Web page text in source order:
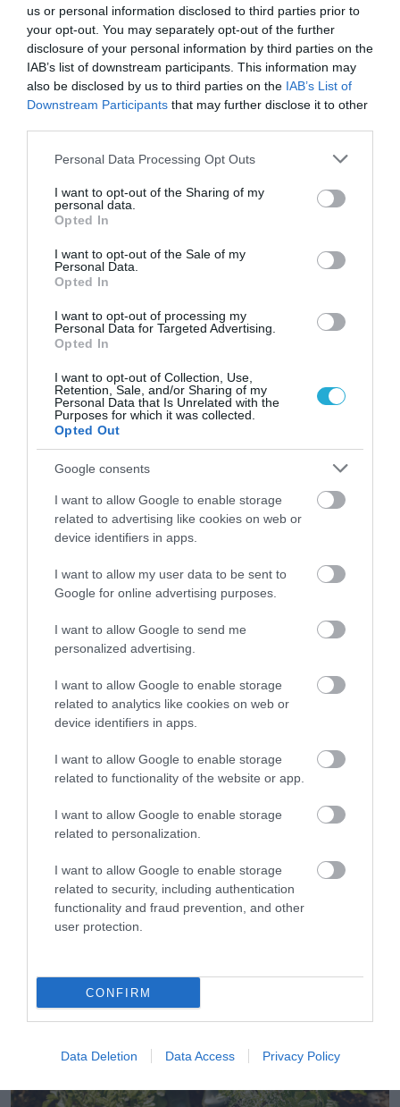
us or personal information disclosed to third parties prior to
your opt-out. You may separately opt-out of the further
disclosure of your personal information by third parties on the
IAB’s list of downstream participants. This information may
also be disclosed by us to third parties on the IAB’s List of
Downstream Participants that may further disclose it to other
Please note that this website/app uses one or more Google
not limited to your visit or usage behaviour. You may click to
grant or deny consent to Google and its third-party tags to
use your data for below specified purposes in below Google
consent section.
Personal Data Processing Opt Outs
I want to opt-out of the Sharing of my
personal data.
Opted In
I want to opt-out of the Sale of my
Personal Data.
Opted In
I want to opt-out of processing my
Personal Data for Targeted Advertising.
Opted In
I want to opt-out of Collection, Use,
Retention, Sale, and/or Sharing of my
Personal Data that Is Unrelated with the
Purposes for which it was collected.
Opted Out
Google consents
I want to allow Google to enable storage
related to advertising like cookies on web or
device identifiers in apps.
I want to allow my user data to be sent to
Google for online advertising purposes.
I want to allow Google to send me
personalized advertising.
I want to allow Google to enable storage
related to analytics like cookies on web or
device identifiers in apps.
I want to allow Google to enable storage
related to functionality of the website or app.
I want to allow Google to enable storage
related to personalization.
I want to allow Google to enable storage
related to security, including authentication
functionality and fraud prevention, and other
user protection.
CONFIRM
Data Deletion Data Access Privacy Policy
είτε αποχώρησαν είτε είχαν ευρήματα.
Επιπλέον, οι έλεγχοι στους φορείς
πιστοποίησης οδήγησαν σε μέτρα
αναστολής και σε χρηματικά πρόστιμα.
6μηνη αναστολή έγκρισης σε 3 φορείς
Αύγουστο του 2025 το Εθνικό Σύστημα
Ανάπτυξης είχε επίσης προχωρήσει σε
πιστοποίησης.
Ακολουθήστε τοfoodlife.gr στο Google
Newsκαι μάθετε πρώτοι όλες τις ειδήσεις
ΥΠΟΥΡΓΕΙΟ ΑΓΡΟΤΙΚΗΣ ΑΝΑΠΤΥΞΗΣ
ΠΕΡΙΣΣΟΤΕΡA
07.08.2026
Παγκόσμια Ημέρα Μπύρας: Η ιστορία της